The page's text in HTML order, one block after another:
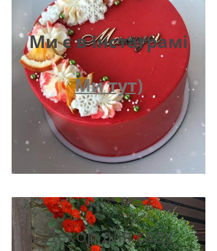
Ми є в інстаграмі
Ми тут)
Декор для саду